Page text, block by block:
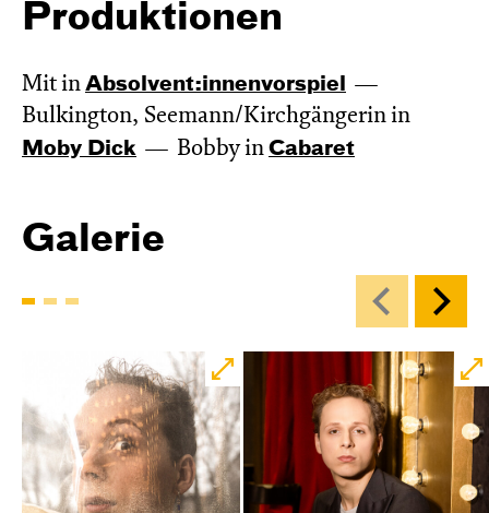
Produktionen
Mit in Absol­vent:innen­vor­spiel
Bulkington, Seemann/Kirchgängerin in
Moby Dick Bobby in Cabaret
Galerie